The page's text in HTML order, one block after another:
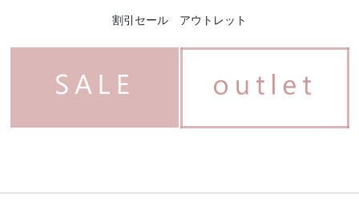
割引セール アウトレット